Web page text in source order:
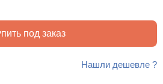
под заказ
Нашли дешевле ?